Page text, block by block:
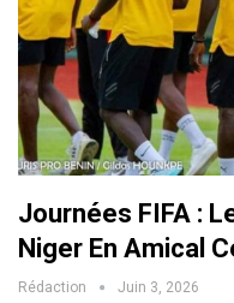
Journées FIFA :
Niger En Amical
Rédaction Juin 3, 2026